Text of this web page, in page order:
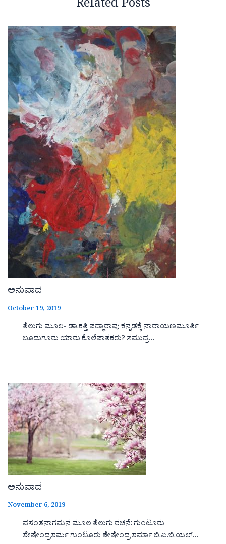
Related Posts
ಅನುವಾದ
October 19, 2019
ತೆಲುಗು ಮೂಲ- ಡಾ.ಕತ್ತಿ ಪದ್ಮಾರಾವು ಕನ್ನಡಕ್ಕೆ ನಾರಾಯಣಮೂರ್ತಿ
ಬೂದುಗೂರು ಯಾರು ಕೊಲೆಪಾತಕರು? ಸಮುದ್ರ…
ಅನುವಾದ
November 6, 2019
ವಸಂತನಾಗಮನ ಮೂಲ ತೆಲುಗು ರಚನೆ: ಗುಂಟೂರು
ಶೇಷೇಂದ್ರಶರ್ಮ ಗುಂಟೂರು ಶೇಷೇಂದ್ರ ಶರ್ಮಾ ಬಿ.ಏ.ಬಿ.ಯಲ್…